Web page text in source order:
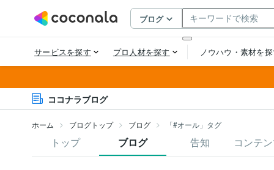
ココナラブログ
ホーム ブログトップ ブログ 「#オール」タグ
トップ ブログ 告知 コンテ